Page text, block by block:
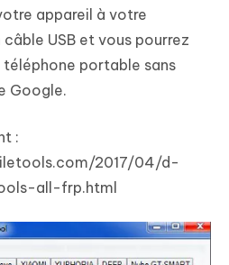
appareil à votre
USB et vous pourrez
portable sans
Google.
:
2017/04/d-
all-frp.html